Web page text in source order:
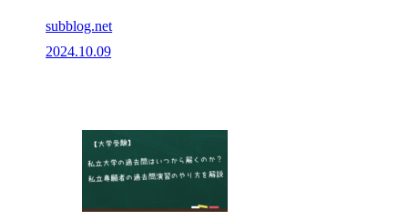
subblog.net
2024.10.09